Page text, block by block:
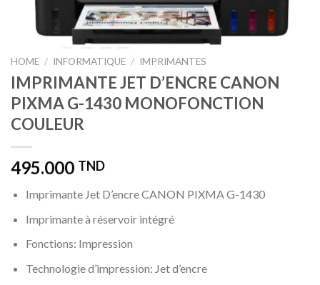
HOME / INFORMATIQUE / IMPRIMANTES
IMPRIMANTE JET D’ENCRE CANON
PIXMA G-1430 MONOFONCTION
COULEUR
495.000 TND
Imprimante Jet D’encre CANON PIXMA G-1430
Imprimante à réservoir intégré
Fonctions: Impression
Technologie d’impression: Jet d’encre